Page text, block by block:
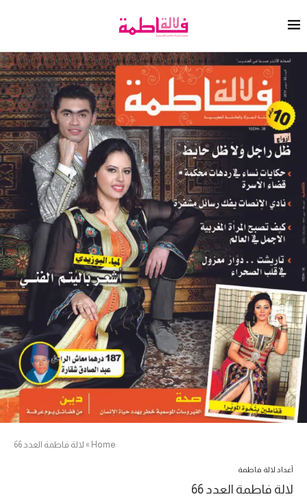
Home
» لالة فاطمة العدد 66
أعداد لالة فاطمة
لالة فاطمة العدد 66